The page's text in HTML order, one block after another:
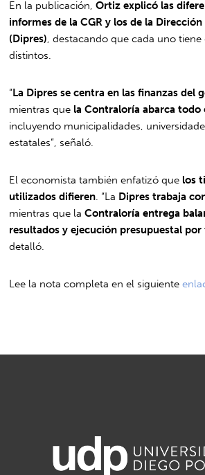
En la publicación,Ortiz explicó las
informes de la CGR y los de la
(Dipres) , destacando que cada uno
distintos.
“La Dipres se centra en las finanzas del
mientras que la Contraloría abarca todo
incluyendo municipalidades,
estatales”, señaló.
El economista también enfatizó que los
utilizados difieren . “La Dipres trabaja
mientras que laContraloría entrega
resultados y ejecución presupuestal
detalló.
Lee la nota completa en el siguiente